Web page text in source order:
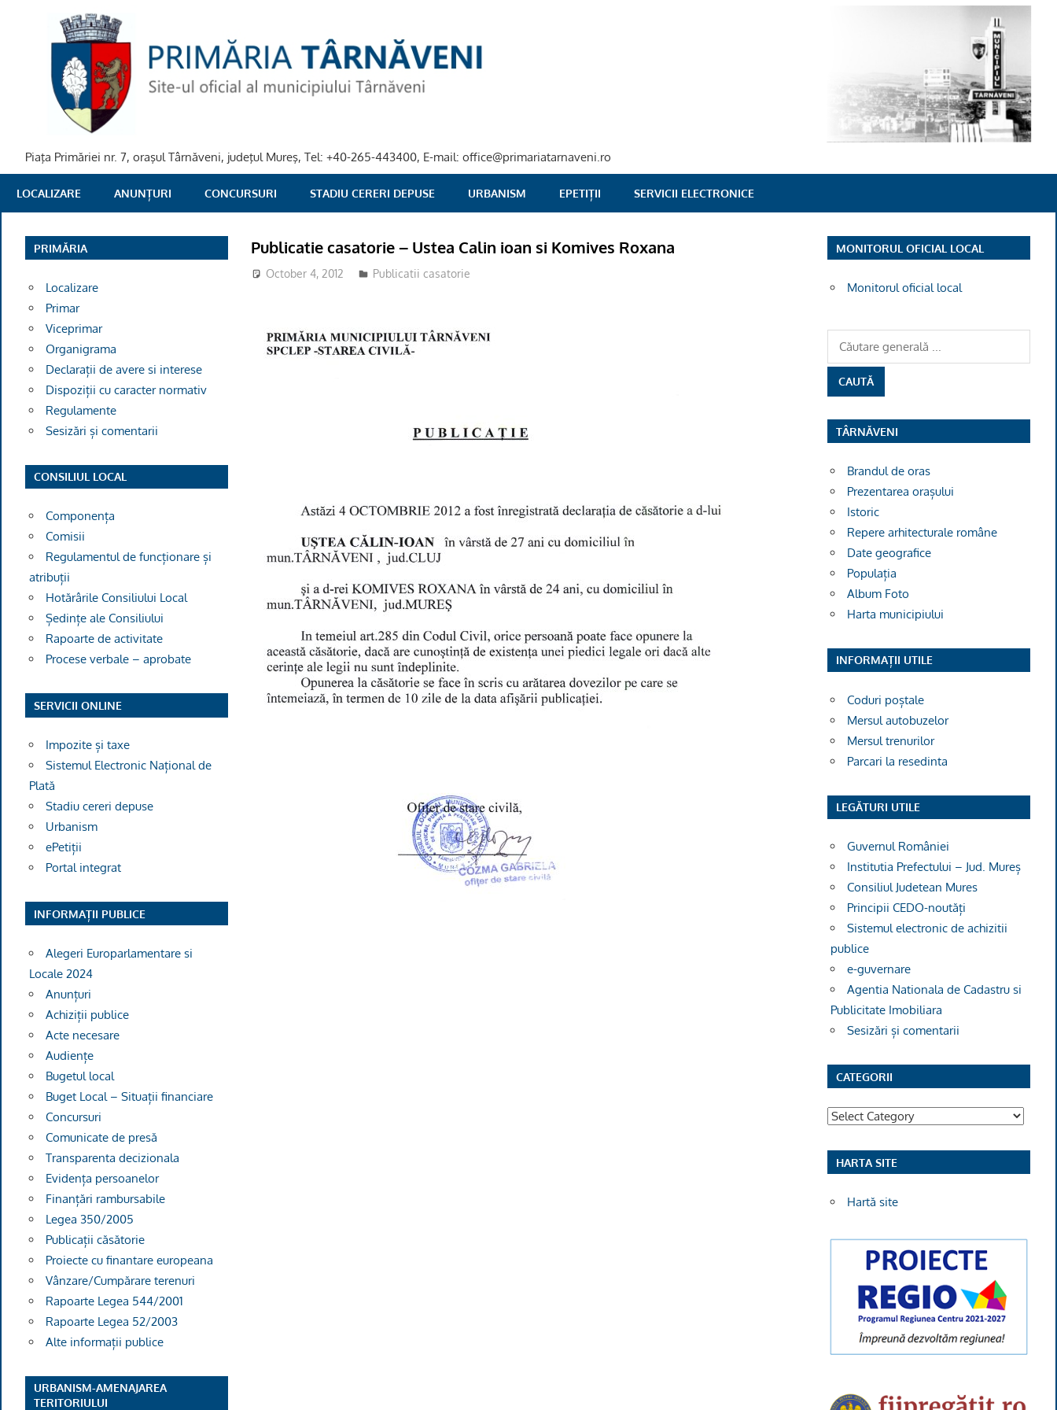
PRIMARIA
TARNAVENI
Piaţa Primăriei nr. 7, oraşul Târnăveni, judeţul Mureş, Tel: +40-265-443400, E-mail: office@primariatarnaveni.ro
LOCALIZARE ANUNȚURI CONCURSURI STADIU CERERI DEPUSE URBANISM EPETIȚII SERVICII ELECTRONICE
Publicatie casatorie – Ustea Calin ioan si Komives Roxana
October 4, 2012 Publicatii casatorie
PRIMĂRIA
Localizare
Primar
Viceprimar
Organigrama
Declarații de avere si interese
Dispoziții cu caracter normativ
Regulamente
Sesizări și comentarii
CONSILIUL LOCAL
Componența
Comisii
Regulamentul de funcționare și
atribuții
Hotărârile Consiliului Local
Ședințe ale Consiliului
Rapoarte de activitate
Procese verbale – aprobate
SERVICII ONLINE
Impozite și taxe
Sistemul Electronic Național de
Plată
Stadiu cereri depuse
Urbanism
ePetiții
Portal integrat
INFORMAȚII PUBLICE
Alegeri Europarlamentare si
Locale 2024
Anunțuri
Achiziții publice
Acte necesare
Audiențe
Bugetul local
Buget Local – Situații financiare
Concursuri
Comunicate de presă
Transparenta decizionala
Evidența persoanelor
Finanțări rambursabile
Legea 350/2005
Publicații căsătorie
Proiecte cu finantare europeana
Vânzare/Cumpărare terenuri
Rapoarte Legea 544/2001
Rapoarte Legea 52/2003
Alte informații publice
URBANISM-AMENAJAREA
TERITORIULUI
MONITORUL OFICIAL LOCAL
Monitorul oficial local
TÂRNĂVENI
Brandul de oras
Prezentarea orașului
Istoric
Repere arhitecturale române
Date geografice
Populația
Album Foto
Harta municipiului
INFORMAȚII UTILE
Coduri poștale
Mersul autobuzelor
Mersul trenurilor
Parcari la resedinta
LEGĂTURI UTILE
Guvernul României
Institutia Prefectului – Jud. Mureș
Consiliul Judetean Mures
Principii CEDO-noutăți
Sistemul electronic de achizitii
publice
e-guvernare
Agentia Nationala de Cadastru si
Publicitate Imobiliara
Sesizări și comentarii
CATEGORII
Categorii
HARTA SITE
Hartă site